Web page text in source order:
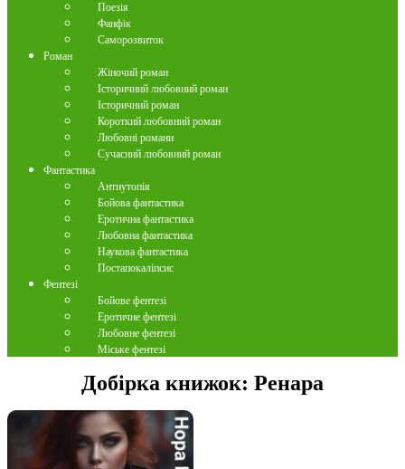
Поезія
Фанфік
Саморозвиток
Роман
Жіночий роман
Історичний любовний роман
Історичний роман
Короткий любовний роман
Любовні романи
Сучасний любовний роман
Фантастика
Антиутопія
Бойова фантастика
Еротична фантастика
Любовна фантастика
Наукова фантастика
Постапокаліпсис
Фентезі
Бойове фентезі
Еротичне фентезі
Любовне фентезі
Міське фентезі
Добірка книжок: Ренара